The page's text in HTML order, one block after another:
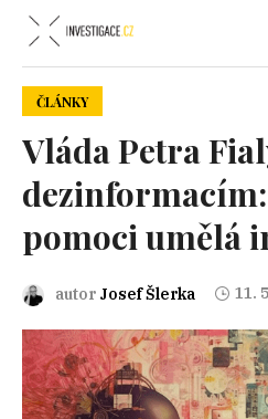
ČLÁNKY
Vláda Petra
dezinformacím:
pomoci umělá
autor Josef Šlerka 11.